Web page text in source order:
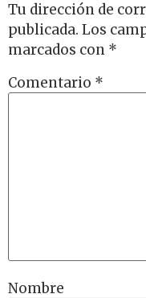
Tu dirección de
publicada. Los
marcados con *
Comentario *
Nombre